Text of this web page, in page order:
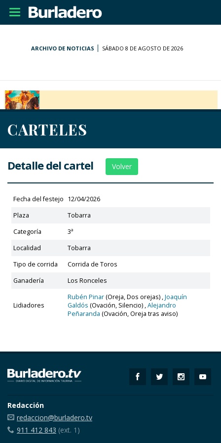
Desplegar
navegación
ARCHIVO DE NOTICIAS SÁBADO 8 DE AGOSTO DE 2026
CARTELES
Detalle del cartel Volver
Fecha del festejo 12/04/2026
Plaza
Tobarra
Categoría
3ª
Localidad
Tobarra
Tipo de corrida
Corrida de Toros
Ganadería
Los Ronceles
Lidiadores
Rubén Pinar(Oreja, Dos orejas) ,Joaquín
Galdós (Ovación, Silencio) ,Alejandro
Peñaranda (Ovación, Oreja tras aviso)
Redacción
redaccion@burladero.tv
911 412 843 (ext. 1)